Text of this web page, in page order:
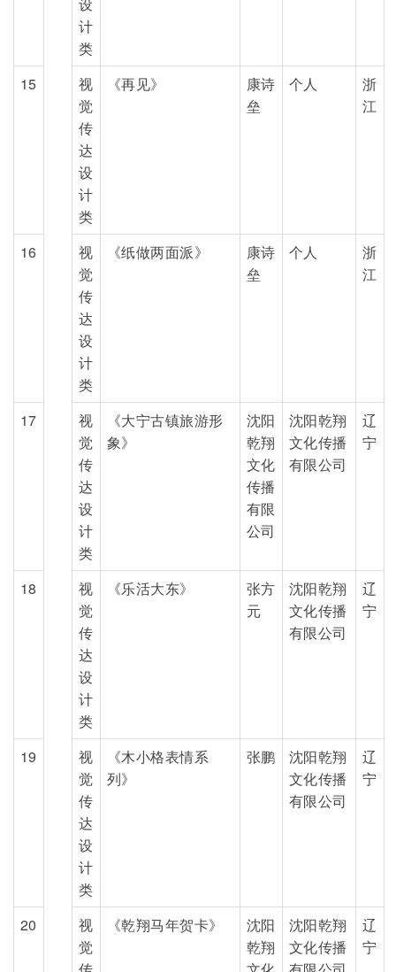
计
类
15
视
觉
传
达
设
计
类
《再见》
康诗
垒
个人
浙
江
16
视
觉
传
达
设
计
类
《纸做两面派》
康诗
垒
个人
浙
江
17
视
觉
传
达
设
计
类
《大宁古镇旅游形
象》
沈阳
乾翔
文化
传播
有限
公司
沈阳乾翔
文化传播
有限公司
辽
宁
18
视
觉
传
达
设
计
类
《乐活大东》
张方
元
沈阳乾翔
文化传播
有限公司
辽
宁
19
视
觉
传
达
设
计
类
《木小格表情系
列》
张鹏
沈阳乾翔
文化传播
有限公司
辽
宁
20
视
觉
《乾翔马年贺卡》
沈阳
乾翔
沈阳乾翔
文化传播
辽
宁